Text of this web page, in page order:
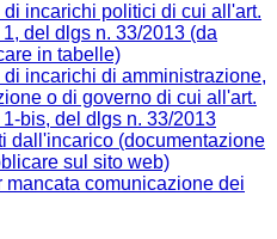
di incarichi politici di cui all'art.
1, del dlgs n. 33/2013 (da
in tabelle)
di incarichi di amministrazione,
o di governo di cui all'art.
1-bis, del dlgs n. 33/2013
dall'incarico (documentazione
sul sito web)
mancata comunicazione dei